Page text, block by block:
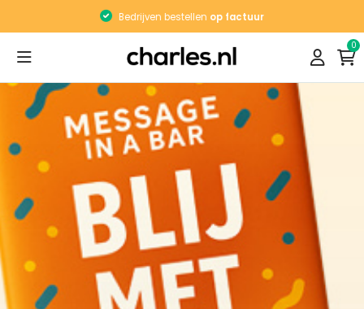
Bedrijven bestellen op factuur
0